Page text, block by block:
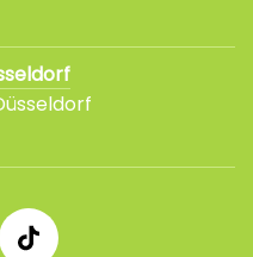
360°
tiktok